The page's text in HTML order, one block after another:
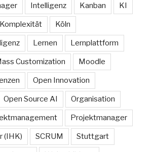
Intelligenz Kanban KI
Komplexität Köln
Lernen Lernplattform
Customization Moodle
Open Innovation
Open Source AI Organisation
Projektmanager
(IHK) SCRUM Stuttgart